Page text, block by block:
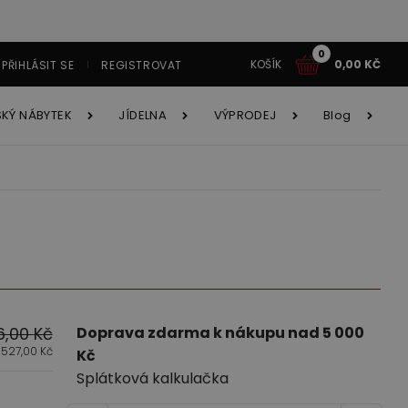
PŘIHLÁSIT SE REGISTROVAT KOŠÍK
0
0,00 KČ
souprava Astola
NÁBYTEK JÍDELNA VÝPRODEJ Blog
Kč
Kč
Doprava zdarma k nákupu nad 5 000
Kč
Splátková kalkulačka